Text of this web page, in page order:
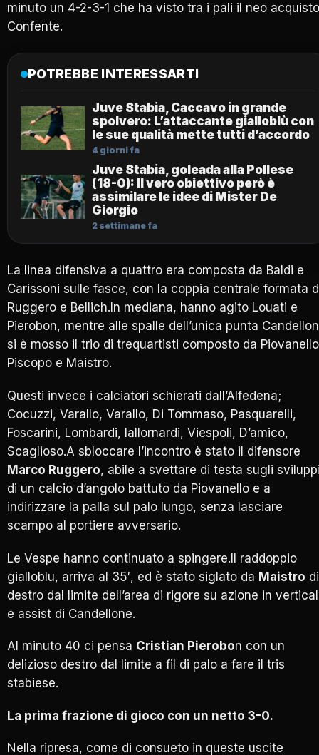
minuto un 4-2-3-1 che ha visto tra i pali il neo acquisto
Confente.
POTREBBE INTERESSARTI
Juve Stabia, Caccavo in grande
spolvero: L’attaccante gialloblù con
le sue qualità mette tutti d’accordo
4 giorni fa
Juve Stabia, goleada alla Pollese
(18-0): Il vero obiettivo però è
assimilare le idee di Mister De
Giorgio
2 settimane fa
La linea difensiva a quattro era composta da Baldi e
Carissoni sulle fasce, con la coppia centrale formata
Ruggero e Bellich.In mediana, hanno agito Louati e
Pierobon, mentre alle spalle dell’unica punta
si è mosso il trio di trequartisti composto da
Piscopo e Maistro.
Questi invece i calciatori schierati dall’Alfedena;
Cocuzzi, Varallo, Varallo, Di Tommaso, Pasquarelli,
Foscarini, Lombardi, Iallornardi, Viespoli, D’amico,
Scaglioso.A sbloccare l’incontro è stato il difensore
Marco Ruggero, abile a svettare di testa sugli
di un calcio d’angolo battuto da Piovanello e a
indirizzare la palla sul palo lungo, senza lasciare
scampo al portiere avversario.
Le Vespe hanno continuato a spingere.Il raddoppio
gialloblu, arriva al 35′, ed è stato siglato da Maistro di
destro dal limite dell’area di rigore su azione in
e assist di Candellone.
Al minuto 40 ci pensa Cristian Pierobon con un
delizioso destro dal limite a fil di palo a fare il tris
stabiese.
La prima frazione di gioco con un netto 3-0.
Nella ripresa, come di consueto in queste uscite